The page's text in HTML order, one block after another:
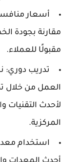
أسعار
مقارنة بجودة
مقبولًا للعملاء.
تدريب دوري:
العمل من خلال
لأحدث
المركزية.
استخدام